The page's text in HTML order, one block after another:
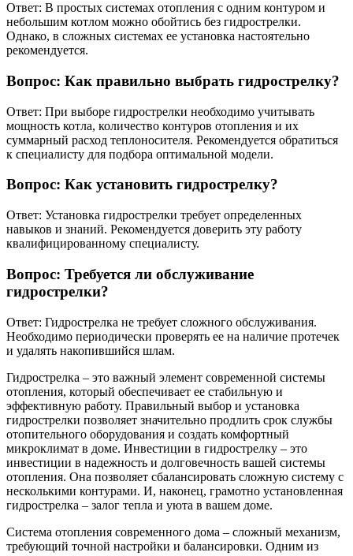
Ответ: В простых системах отопления с одним контуром и
небольшим котлом можно обойтись без гидрострелки.
Однако, в сложных системах ее установка настоятельно
рекомендуется.
Вопрос: Как правильно выбрать гидрострелку?
Ответ: При выборе гидрострелки необходимо учитывать
мощность котла, количество контуров отопления и их
суммарный расход теплоносителя. Рекомендуется обратиться
к специалисту для подбора оптимальной модели.
Вопрос: Как установить гидрострелку?
Ответ: Установка гидрострелки требует определенных
навыков и знаний. Рекомендуется доверить эту работу
квалифицированному специалисту.
Вопрос: Требуется ли обслуживание
гидрострелки?
Ответ: Гидрострелка не требует сложного обслуживания.
Необходимо периодически проверять ее на наличие протечек
и удалять накопившийся шлам.
Гидрострелка – это важный элемент современной системы
отопления, который обеспечивает ее стабильную и
эффективную работу. Правильный выбор и установка
гидрострелки позволяет значительно продлить срок службы
отопительного оборудования и создать комфортный
микроклимат в доме. Инвестиции в гидрострелку – это
инвестиции в надежность и долговечность вашей системы
отопления. Она позволяет сбалансировать сложную систему с
несколькими контурами. И, наконец, грамотно установленная
гидрострелка – залог тепла и уюта в вашем доме.
Система отопления современного дома – сложный механизм,
требующий точной настройки и балансировки. Одним из